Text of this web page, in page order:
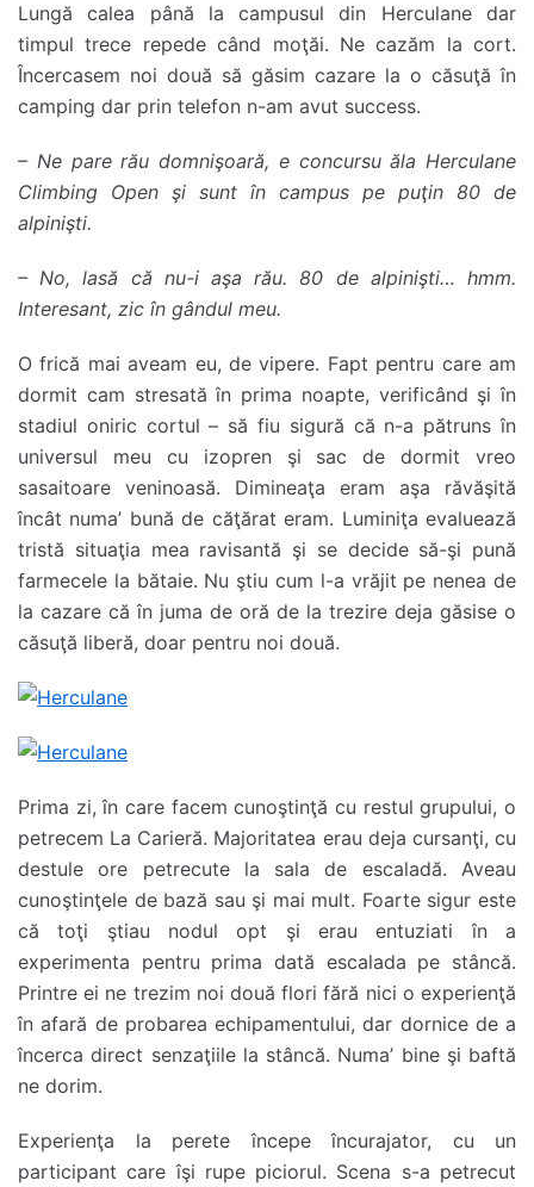
Lungă calea până la campusul din Herculane dar
timpul trece repede când moţăi. Ne cazăm la cort.
Încercasem noi două să găsim cazare la o căsuţă în
camping dar prin telefon n-am avut success.
– Ne pare rău domnişoară, e concursu ăla Herculane
Climbing Open şi sunt în campus pe puţin 80 de
alpinişti.
– No, lasă că nu-i aşa rău. 80 de alpinişti… hmm.
Interesant, zic în gândul meu.
O frică mai aveam eu, de vipere. Fapt pentru care am
dormit cam stresată în prima noapte, verificând şi în
stadiul oniric cortul – să fiu sigură că n-a pătruns în
universul meu cu izopren şi sac de dormit vreo
sasaitoare veninoasă. Dimineaţa eram aşa răvăşită
încât numa’ bună de căţărat eram. Luminiţa evaluează
tristă situaţia mea ravisantă şi se decide să-şi pună
farmecele la bătaie. Nu ştiu cum l-a vrăjit pe nenea de
la cazare că în juma de oră de la trezire deja găsise o
căsuţă liberă, doar pentru noi două.
Prima zi, în care facem cunoştinţă cu restul grupului, o
petrecem La Carieră. Majoritatea erau deja cursanţi, cu
destule ore petrecute la sala de escaladă. Aveau
cunoştinţele de bază sau şi mai mult. Foarte sigur este
că toţi ştiau nodul opt şi erau entuziati în a
experimenta pentru prima dată escalada pe stâncă.
Printre ei ne trezim noi două flori fără nici o experienţă
în afară de probarea echipamentului, dar dornice de a
încerca direct senzaţiile la stâncă. Numa’ bine şi baftă
ne dorim.
Experienţa la perete începe încurajator, cu un
participant care îşi rupe piciorul. Scena s-a petrecut